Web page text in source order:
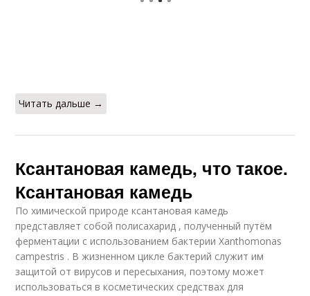
Читать дальше →
Ксантановая камедь, что такое.
Ксантановая камедь
По химической природе ксантановая камедь
представляет собой полисахарид , полученный путём
ферментации с использованием бактерии Xanthomonas
campestris . В жизненном цикле бактерий служит им
защитой от вирусов и пересыхания, поэтому может
использоваться в косметических средствах для